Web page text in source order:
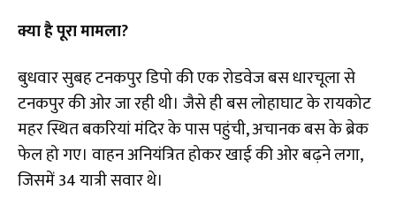
क्या है पूरा मामला?
​बुधवार सुबह टनकपुर डिपो की एक रोडवेज बस धारचूला से
टनकपुर की ओर जा रही थी। जैसे ही बस लोहाघाट के रायकोट
महर स्थित बकरियां मंदिर के पास पहुंची, अचानक बस के ब्रेक
फेल हो गए। वाहन अनियंत्रित होकर खाई की ओर बढ़ने लगा,
जिसमें 34 यात्री सवार थे।